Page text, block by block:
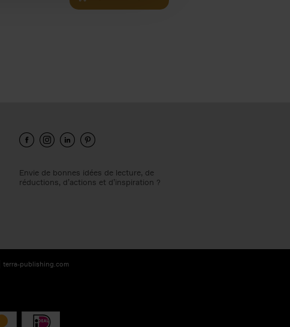
Envie de bonnes idées de lecture, de
réductions, d’actions et d’inspiration ?
terra-publishing.com